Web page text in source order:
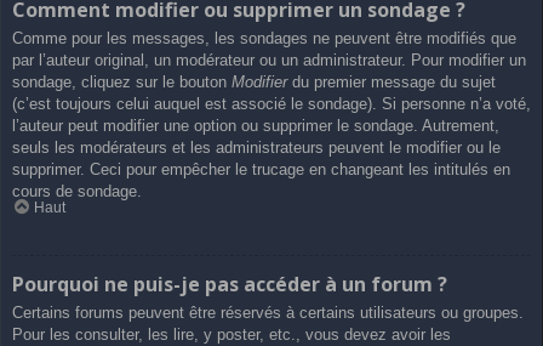
Comment modifier ou supprimer un sondage ?
Comme pour les messages, les sondages ne peuvent être modifiés que
par l’auteur original, un modérateur ou un administrateur. Pour modifier un
sondage, cliquez sur le bouton Modifierdu premier message du sujet
(c’est toujours celui auquel est associé le sondage). Si personne n’a voté,
l’auteur peut modifier une option ou supprimer le sondage. Autrement,
seuls les modérateurs et les administrateurs peuvent le modifier ou le
supprimer. Ceci pour empêcher le trucage en changeant les intitulés en
cours de sondage.
Haut
Pourquoi ne puis-je pas accéder à un forum ?
Certains forums peuvent être réservés à certains utilisateurs ou groupes.
Pour les consulter, les lire, y poster, etc., vous devez avoir les